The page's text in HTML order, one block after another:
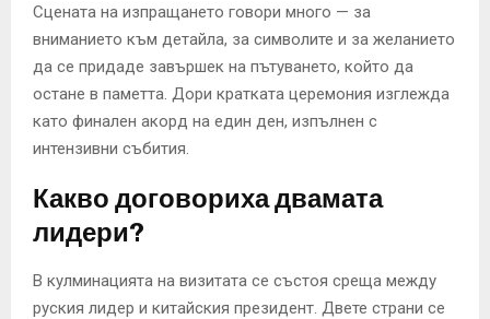
Сцената на изпращането говори много — за
вниманието към детайла, за символите и за желанието
да се придаде завършек на пътуването, който да
остане в паметта. Дори кратката церемония изглежда
като финален акорд на един ден, изпълнен с
интензивни събития.
Какво договориха двамата
лидери?
В кулминацията на визитата се състоя среща между
руския лидер и китайския президент. Двете страни се